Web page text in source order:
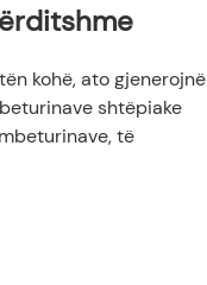
kohë, ato gjenerojnë
shtëpiake
të